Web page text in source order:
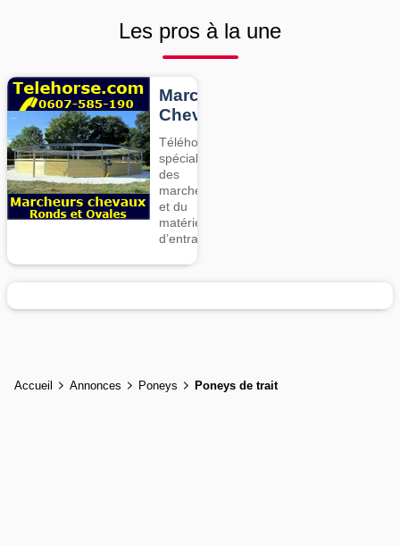
Les pros à la une
Marcheurs
Chevaux
Téléhorse,
spécialiste
des
marcheurs
et du
matériel
d’entrainement
Accueil Annonces Poneys Poneys de trait